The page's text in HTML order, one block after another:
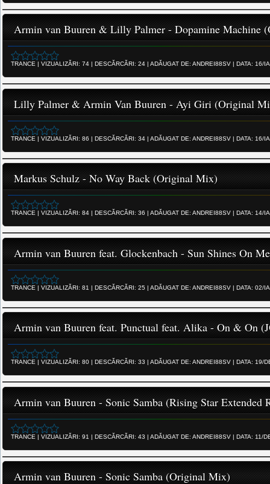
Armin van Buuren & Lilly Palmer - Dopamine Machine
TRANCE | VIZUALIZĂRI: 74 | DESCĂRCĂRI: 24 | ADĂUGAT DE: ANDREI88SV | DATA: 16/
Lilly Palmer & Armin Van Buuren - Ayi Giri (Original
TRANCE | VIZUALIZĂRI: 86 | DESCĂRCĂRI: 34 | ADĂUGAT DE: ANDREI88SV | DATA: 16/
Markus Schulz - No Way Back (Original Mix)
TRANCE | VIZUALIZĂRI: 84 | DESCĂRCĂRI: 36 | ADĂUGAT DE: ANDREI88SV | DATA: 14/
Armin van Buuren feat. Glockenbach - Sun Shines On
TRANCE | VIZUALIZĂRI: 81 | DESCĂRCĂRI: 25 | ADĂUGAT DE: ANDREI88SV | DATA: 02/
Armin van Buuren feat. Punctual feat. Alika - On & On
TRANCE | VIZUALIZĂRI: 80 | DESCĂRCĂRI: 33 | ADĂUGAT DE: ANDREI88SV | DATA: 19/
Armin van Buuren - Sonic Samba (Rising Star Extended
TRANCE | VIZUALIZĂRI: 91 | DESCĂRCĂRI: 43 | ADĂUGAT DE: ANDREI88SV | DATA: 11/
Armin van Buuren - Sonic Samba (Original Mix)